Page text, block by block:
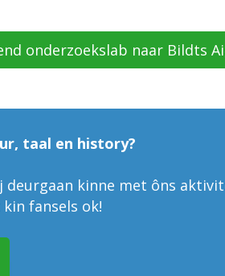
onderzoekslab naar Bildts
taal en history?
kinne met ôns
fansels ok!